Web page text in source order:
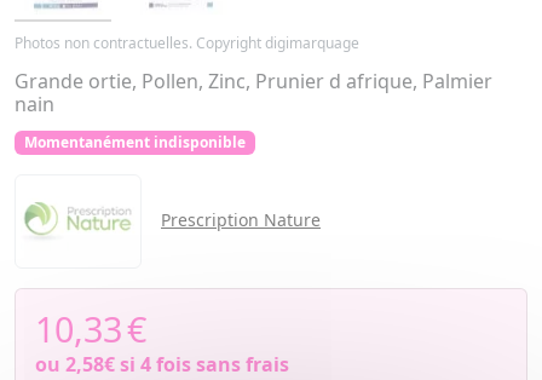
Photos non contractuelles. Copyright digimarquage
Grande ortie, Pollen, Zinc, Prunier d afrique, Palmier
nain
Momentanément indisponible
Prescription Nature
10,33€
ou 2,58€si 4 fois sans frais